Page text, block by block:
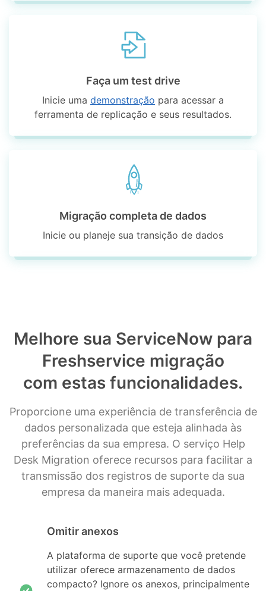
Faça um test drive
Inicie uma demonstração para acessar a
ferramenta de replicação e seus resultados.
Migração completa de dados
Inicie ou planeje sua transição de dados
Melhore sua ServiceNow para
Freshservice migração
com estas funcionalidades.
Proporcione uma experiência de transferência de
dados personalizada que esteja alinhada às
preferências da sua empresa. O serviço Help
Desk Migration oferece recursos para facilitar a
transmissão dos registros de suporte da sua
empresa da maneira mais adequada.
Omitir anexos
A plataforma de suporte que você pretende
utilizar oferece armazenamento de dados
compacto? Ignore os anexos, principalmente